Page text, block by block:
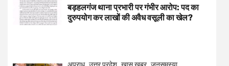
बड़हलगंज थाना प्रभारी पर गंभीर आरोप: पद का
दुरुपयोग कर लाखों की अवैध वसूली का खेल?
अपराध उत्तर प्रदेश खास खबर जनसमस्या